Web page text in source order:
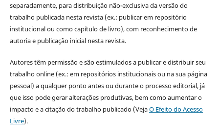
separadamente, para distribuição não-exclusiva da versão do
trabalho publicada nesta revista (ex.: publicar em repositório
institucional ou como capítulo de livro), com reconhecimento de
autoria e publicação inicial nesta revista.
Autores têm permissão e são estimulados a publicar e distribuir seu
trabalho online (ex.: em repositórios institucionais ou na sua página
pessoal) a qualquer ponto antes ou durante o processo editorial, já
que isso pode gerar alterações produtivas, bem como aumentar o
impacto e a citação do trabalho publicado (VejaO Efeito do Acesso
Livre).